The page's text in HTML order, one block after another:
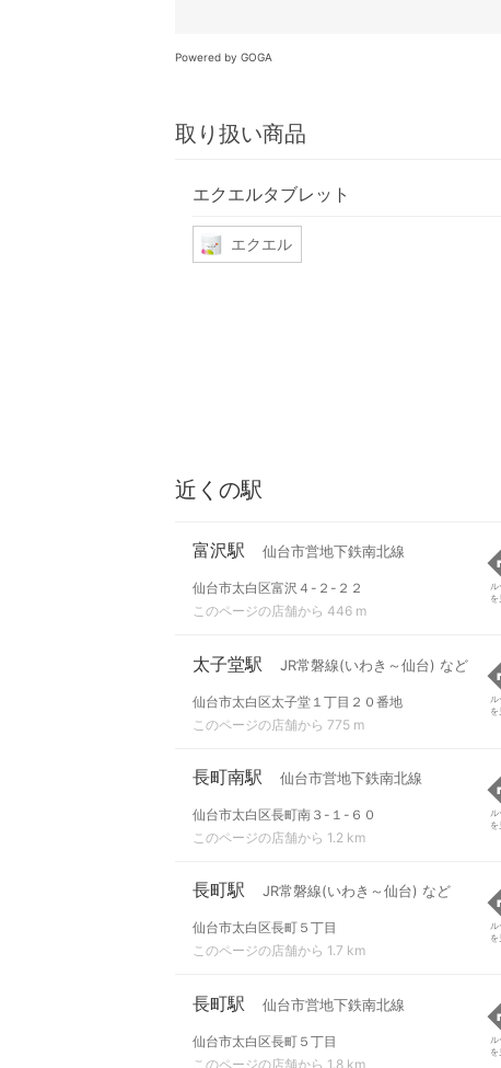
Powered by GOGA
取り扱い商品
エクエルタブレット
エクエル
近くの駅
富沢駅 仙台市営地下鉄南北線
仙台市太白区富沢４-２-２２
このページの店舗から 446 m
ル
を
太子堂駅 JR常磐線(いわき～仙台) など
仙台市太白区太子堂１丁目２０番地
このページの店舗から 775 m
ル
を
長町南駅 仙台市営地下鉄南北線
仙台市太白区長町南３-１-６０
このページの店舗から 1.2 km
ル
を
長町駅 JR常磐線(いわき～仙台) など
仙台市太白区長町５丁目
このページの店舗から 1.7 km
ル
を
長町駅 仙台市営地下鉄南北線
仙台市太白区長町５丁目
このページの店舗から 1.8 km
ル
を